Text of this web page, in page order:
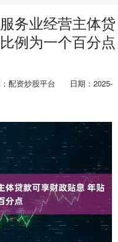
务业经营主体贷
例为一个百分点
配资炒股平台
日期：2025-